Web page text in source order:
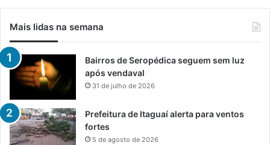
Mais lidas na semana
Bairros de Seropédica seguem sem luz
após vendaval
31 de julho de 2026
Prefeitura de Itaguaí alerta para ventos
fortes
5 de agosto de 2026